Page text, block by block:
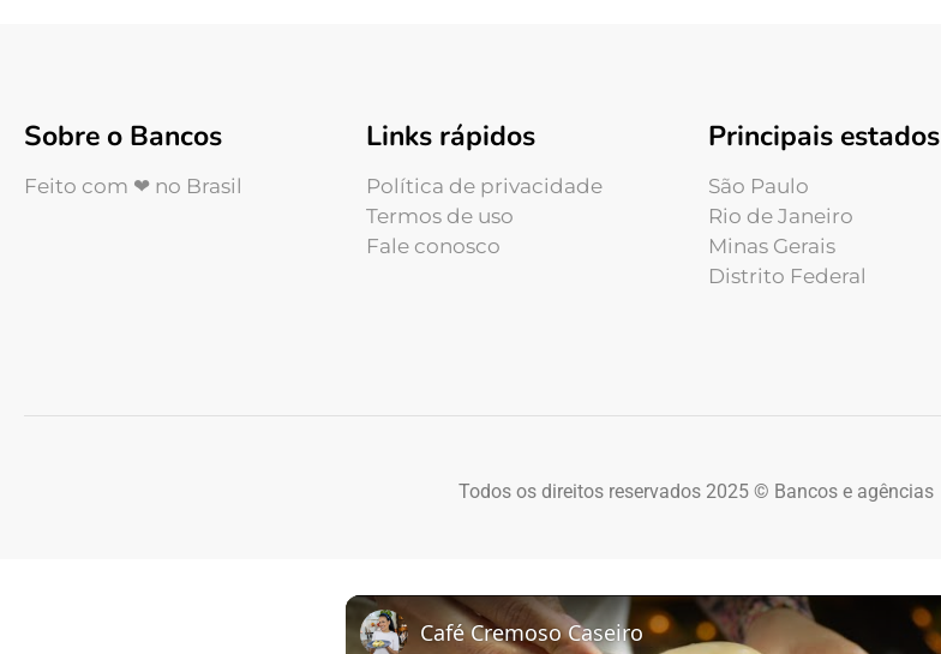
Sobre o Bancos
Feito com ❤ no Brasil
Links rápidos
Política de privacidade
Termos de uso
Fale conosco
Principais estados
São Paulo
Rio de Janeiro
Minas Gerais
Distrito Federal
Todos os direitos reservados 2025 © Bancos e agências
Café Cremoso Caseiro